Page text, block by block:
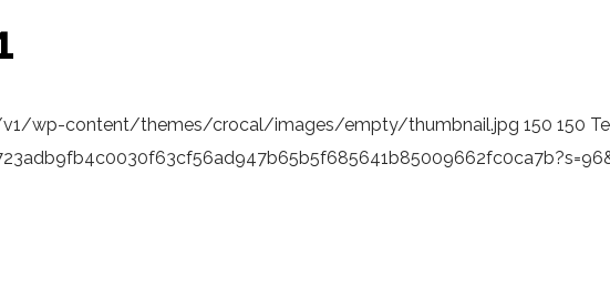
wp-content/themes/crocal/images/empty/thumbnail.jpg 150 150